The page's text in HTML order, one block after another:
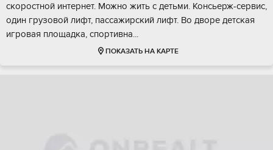
скоростной интернет. Можно жить с детьми. Консьерж-сервис,
один грузовой лифт, пассажирский лифт. Во дворе детская
игровая площадка, спортивна...
ПОКАЗАТЬ НА КАРТЕ